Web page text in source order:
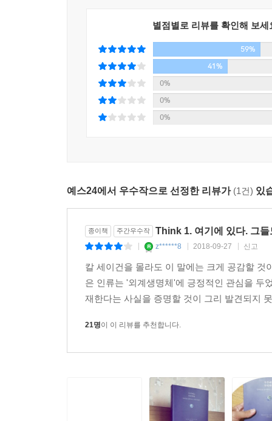
그려지는 외계생명체는 우리의 욕망과 상상이 투
우주 어딘가의 존재를 상상하는 일이 외형이나
환경과 조건에서 탄생할지 혹은 어떤 과정을
욕구를 자극하는 일이 될 것이다. 픽션보다 훨씬
별점별로 리뷰를 확인해 보세
59%
41%
0%
0%
0%
예스24에서 우수작으로 선정한 리뷰가 (1건) 있
종이책 주간우수작 Think 1. 여기에 있다. 그들
z******8 2018-09-27 신고
칼 세이건을 몰라도 이 말에는 크게 공감할
은 인류는 '외계생명체'에 긍정적인 관심을 두
재한다는 사실을 증명할 것이 그리 발견되지
21명이 이 리뷰를 추천합니다.